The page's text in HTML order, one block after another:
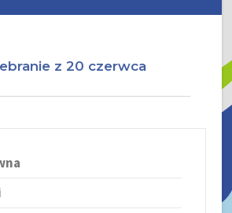
z 20 czerwca